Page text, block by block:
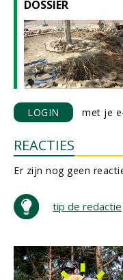
DOSSIER
LOGIN met je e-
REACTIES
Er zijn nog geen
tip de redactie